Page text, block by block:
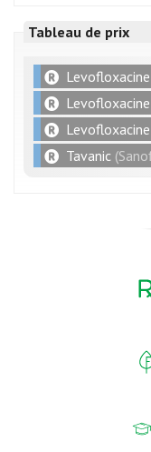
Tableau de prix
Levofloxacine
Tavanic